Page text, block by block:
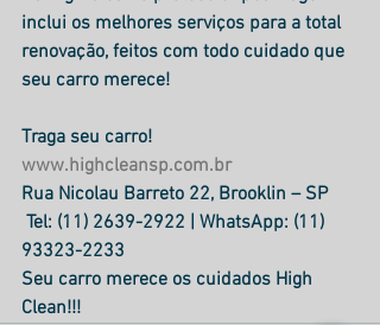
inclui os melhores serviços para a total
renovação, feitos com todo cuidado que
seu carro merece!
Traga seu carro!
www.highcleansp.com.br
Rua Nicolau Barreto 22, Brooklin – SP
93323-2233
Seu carro merece os cuidados High
Clean!!!